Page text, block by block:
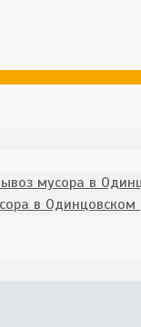
мусора в
в Одинцовском